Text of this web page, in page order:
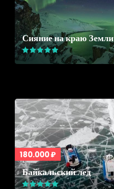
Сияние на краю Земли
180.000 ₽
Байкальский лед